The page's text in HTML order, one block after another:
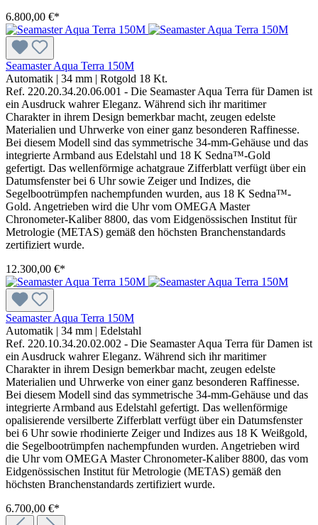
6.800,00 €*
Seamaster Aqua Terra 150M
Automatik | 34 mm | Rotgold 18 Kt.
Ref. 220.20.34.20.06.001 - Die Seamaster Aqua Terra für Damen ist
ein Ausdruck wahrer Eleganz. Während sich ihr maritimer
Charakter in ihrem Design bemerkbar macht, zeugen edelste
Materialien und Uhrwerke von einer ganz besonderen Raffinesse.
Bei diesem Modell sind das symmetrische 34-mm-Gehäuse und das
integrierte Armband aus Edelstahl und 18 K Sedna™-Gold
gefertigt. Das wellenförmige achatgraue Zifferblatt verfügt über ein
Datumsfenster bei 6 Uhr sowie Zeiger und Indizes, die
Segelbootrümpfen nachempfunden wurden, aus 18 K Sedna™-
Gold. Angetrieben wird die Uhr vom OMEGA Master
Chronometer-Kaliber 8800, das vom Eidgenössischen Institut für
Metrologie (METAS) gemäß den höchsten Branchenstandards
zertifiziert wurde.
12.300,00 €*
Seamaster Aqua Terra 150M
Automatik | 34 mm | Edelstahl
Ref. 220.10.34.20.02.002 - Die Seamaster Aqua Terra für Damen ist
ein Ausdruck wahrer Eleganz. Während sich ihr maritimer
Charakter in ihrem Design bemerkbar macht, zeugen edelste
Materialien und Uhrwerke von einer ganz besonderen Raffinesse.
Bei diesem Modell sind das symmetrische 34-mm-Gehäuse und das
integrierte Armband aus Edelstahl gefertigt. Das wellenförmige
opalisierende versilberte Zifferblatt verfügt über ein Datumsfenster
bei 6 Uhr sowie rhodinierte Zeiger und Indizes aus 18 K Weißgold,
die Segelbootrümpfen nachempfunden wurden. Angetrieben wird
die Uhr vom OMEGA Master Chronometer-Kaliber 8800, das vom
Eidgenössischen Institut für Metrologie (METAS) gemäß den
höchsten Branchenstandards zertifiziert wurde.
6.700,00 €*